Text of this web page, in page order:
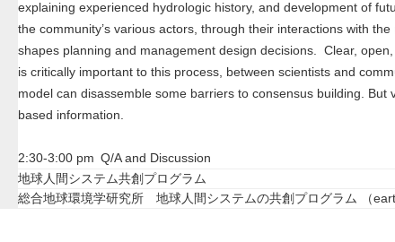
explaining experienced hydrologic history, and development of
the community’s various actors, through their interactions with
shapes planning and management design decisions. Clear,
is critically important to this process, between scientists and
model can disassemble some barriers to consensus building.
based information.
2:30-3:00 pm Q/A and Discussion
地球人間システム共創プログラム
総合地球環境学研究所 地球人間システムの共創プログラム （